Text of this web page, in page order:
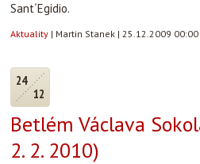
Sant´Egidio.
Aktuality | Martin Stanek | 25.12.2009 00:00
24
12
Betlém Václava
2. 2. 2010)